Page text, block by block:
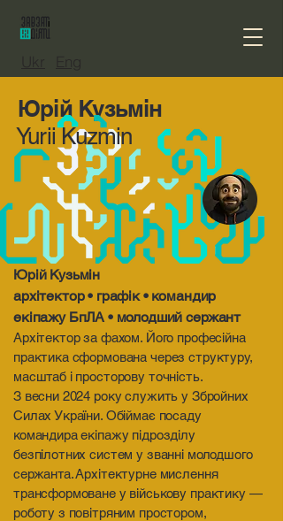
Eng
Юрій Кузьмін
Yurii Kuzmin
Юрій Кузьмін
архітектор • графік • командир
екіпажу БпЛА • молодший сержант
Архітектор за фахом. Його професійна
практика сформована через структуру,
масштаб і просторову точність.
З весни 2024 року служить у Збройних
Силах України. Обіймає посаду
командира екіпажу підрозділу
безпілотних систем у званні молодшого
сержанта. Архітектурне мислення
трансформоване у військову практику —
роботу з повітряним простором,